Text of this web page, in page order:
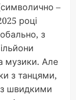
–
році
з
музики. Але
з танцями,
з швидкими